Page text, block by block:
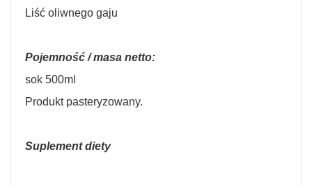
Liść oliwnego gaju
Pojemność / masa netto:
sok 500ml
Produkt pasteryzowany.
Suplement diety